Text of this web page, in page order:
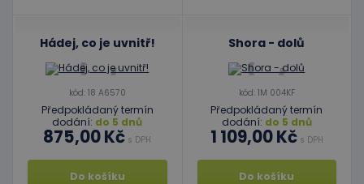
Hádej, co je uvnitř!
kód: 18 A6570
Předpokládaný termín
dodání: do 5 dnů
875,00 Kč s DPH
Do košíku
Shora - dolů
kód: 1M 004KF
Předpokládaný termín
dodání: do 5 dnů
1 109,00 Kčs DPH
Do košíku